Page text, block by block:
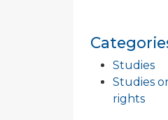
Studies
Studies
rights